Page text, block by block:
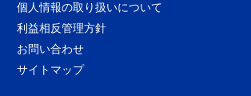
個人情報の取り扱いについて
利益相反管理方針
お問い合わせ
サイトマップ